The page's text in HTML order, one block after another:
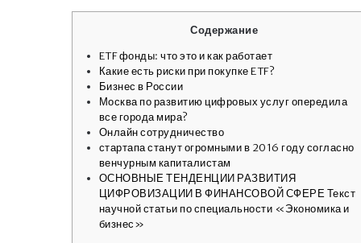
Содержание
ETF фонды: что это и как работает
Какие есть риски при покупке ETF?
Бизнес в России
Москва по развитию цифровых услуг опередила
все города мира?
Онлайн сотрудничество
стартапа станут огромными в 2016 году согласно
венчурным капиталистам
ОСНОВНЫЕ ТЕНДЕНЦИИ РАЗВИТИЯ
ЦИФРОВИЗАЦИИ В ФИНАНСОВОЙ СФЕРЕ Текст
научной статьи по специальности «Экономика и
бизнес»